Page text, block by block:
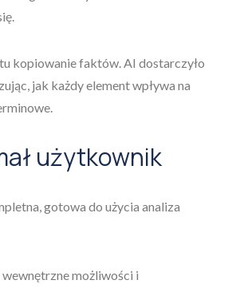
kopiowanie faktów. AI dostarczyło
jak każdy element wpływa na
użytkownik
gotowa do użycia analiza
wewnętrzne możliwości i